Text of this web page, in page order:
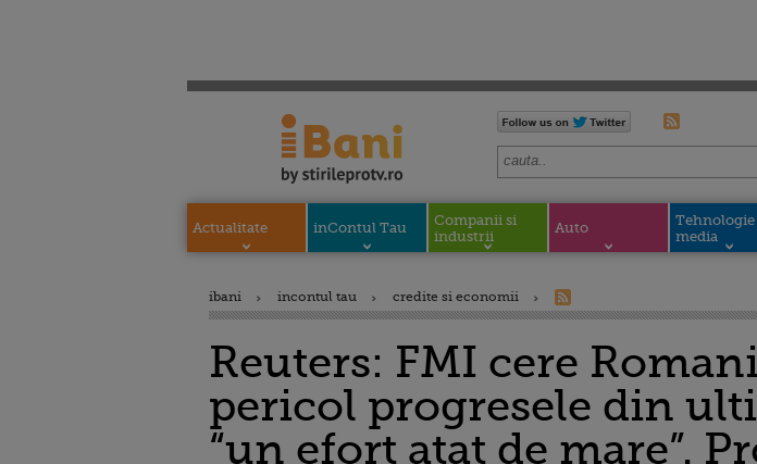
Actualitate inContul Tau
Companii si
industrii
Auto
Tehnologie
media
ibani incontul tau credite si economii
Reuters: FMI cere
pericol progresele din
“un efort atat de mare”.